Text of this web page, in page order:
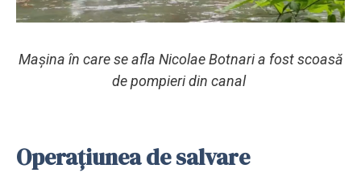
Mașina în care se afla Nicolae Botnari a fost scoasă
de pompieri din canal
Operațiunea de salvare